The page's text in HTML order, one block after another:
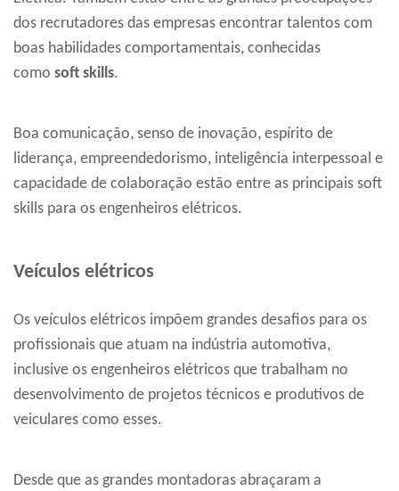
dos recrutadores das empresas encontrar talentos com
boas habilidades comportamentais, conhecidas
como soft skills.
Boa comunicação, senso de inovação, espírito de
liderança, empreendedorismo, inteligência interpessoal e
capacidade de colaboração estão entre as principais soft
skills para os engenheiros elétricos.
Veículos elétricos
Os veículos elétricos impõem grandes desafios para os
profissionais que atuam na indústria automotiva,
inclusive os engenheiros elétricos que trabalham no
desenvolvimento de projetos técnicos e produtivos de
veiculares como esses.
Desde que as grandes montadoras abraçaram a